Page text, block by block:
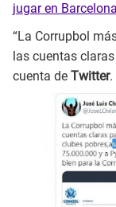
jugar en
“La Corrupbol
las cuentas
cuenta de Twitter.